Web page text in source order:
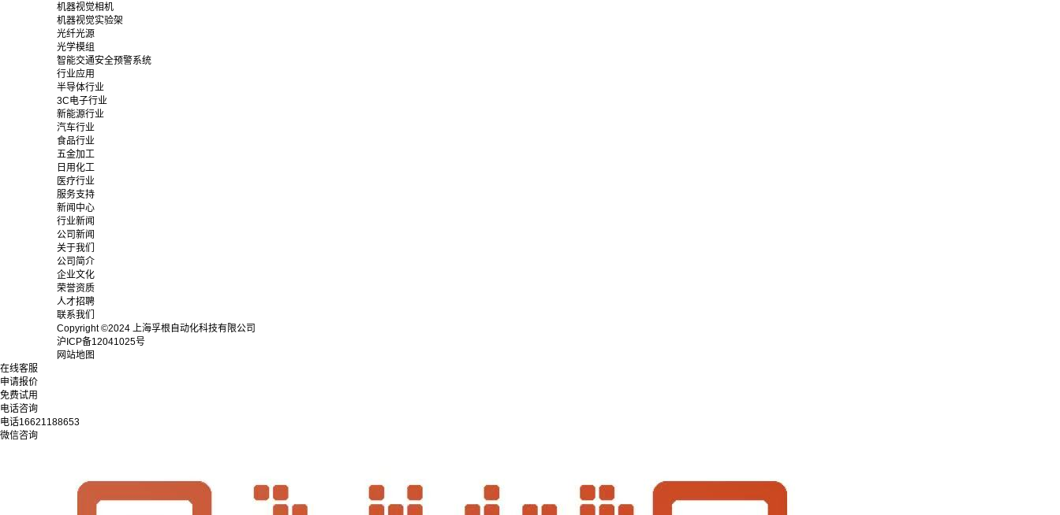
机器视觉相机
机器视觉实验架
光纤光源
光学模组
智能交通安全预警系统
行业应用
半导体行业
3C电子行业
新能源行业
汽车行业
食品行业
五金加工
日用化工
医疗行业
服务支持
新闻中心
行业新闻
公司新闻
关于我们
公司简介
企业文化
荣誉资质
人才招聘
联系我们
Copyright ©2024 上海孚根自动化科技有限公司
沪ICP备12041025号
网站地图
在线客服
申请报价
免费试用
电话咨询
电话16621188653
微信咨询